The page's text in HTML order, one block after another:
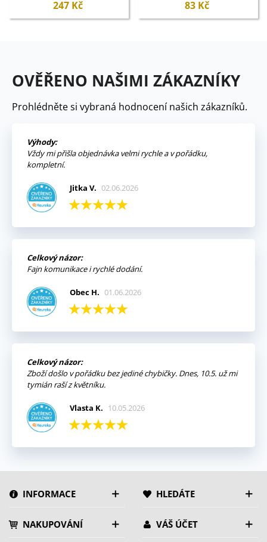
247 Kč 83 Kč
OVĚŘENO NAŠIMI ZÁKAZNÍKY
Prohlédněte si vybraná hodnocení našich zákazníků.
Výhody:
Vždy mi přišla objednávka velmi rychle a v pořádku,
kompletní.
Jitka V. 02.06.2026
Celkový názor:
Fajn komunikace i rychlé dodání.
Obec H. 01.06.2026
Celkový názor:
Zboží došlo v pořádku bez jediné chybičky. Dnes, 10.5. už mi
tymián raší z květníku.
Vlasta K. 10.05.2026
INFORMACE HLEDÁTE
NAKUPOVÁNÍ VÁŠ ÚČET